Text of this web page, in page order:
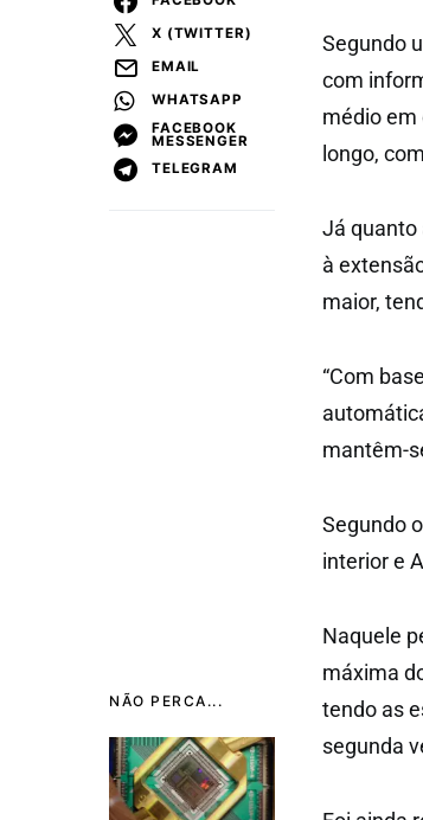
NÃO PERCA...
X (TWITTER)
EMAIL
WHATSAPP
FACEBOOK
MESSENGER
TELEGRAM
Segundo
com
médio em
longo,
Já quanto
à
maior,
“Com
mantêm-
Segundo
interior e
Naquele
máxima
tendo as
segunda